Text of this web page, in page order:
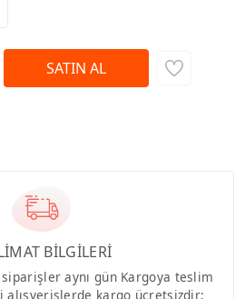
BİLGİLERİ
aynı gün Kargoya teslim
alışverişlerde kargo ücretsizdir;